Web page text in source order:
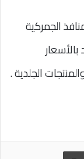
الجمركية
الجلدية .